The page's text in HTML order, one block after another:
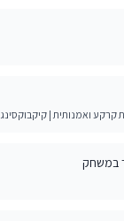
קרקע ואמנותית | קיקבוקסינג
במשחק